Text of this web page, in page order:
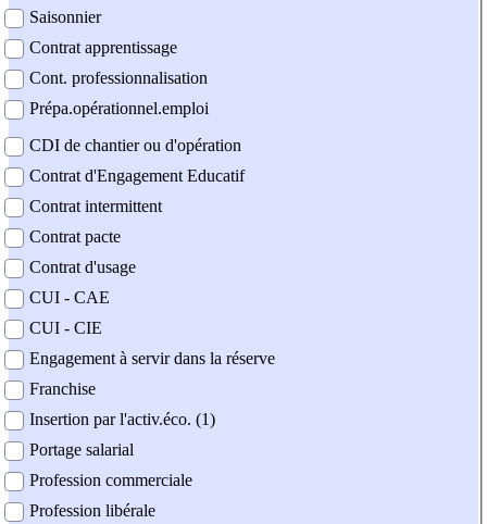
Saisonnier
Contrat apprentissage
Cont. professionnalisation
Prépa.opérationnel.emploi
CDI de chantier ou d'opération
Contrat d'Engagement Educatif
Contrat intermittent
Contrat pacte
Contrat d'usage
CUI - CAE
CUI - CIE
Engagement à servir dans la réserve
Franchise
Insertion par l'activ.éco. (1)
Portage salarial
Profession commerciale
Profession libérale